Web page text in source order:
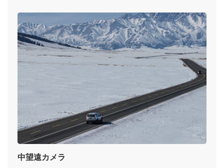
中望遠カメラ